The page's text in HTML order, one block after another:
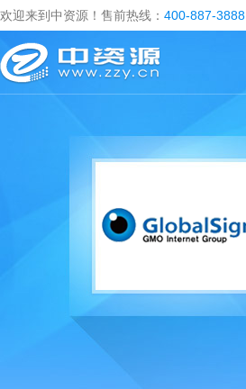
欢迎来到中资源！售前热线： 400-887-3888